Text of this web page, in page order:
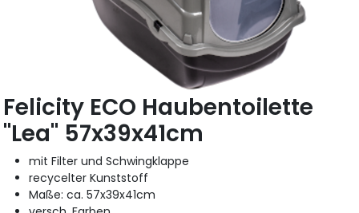
Felicity ECO Haubentoilette
"Lea" 57x39x41cm
mit Filter und Schwingklappe
recycelter Kunststoff
Maße: ca. 57x39x41cm